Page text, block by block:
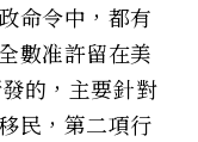
命令中，都有
數准許留在美
的，主要針對
民，第二項行